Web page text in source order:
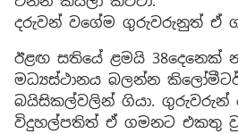
දරුවන් වගේම ගුරුවරුනුත් ඒ
ඊළඟ සතියේ ළමයි 38දෙනෙක්
මධ්‍යස්ථානය බලන්න
බයිසිකල්වලින් ගියා. ගුරුවරුන්
විදුහල්පතිත් ඒ ගමනට එකතු